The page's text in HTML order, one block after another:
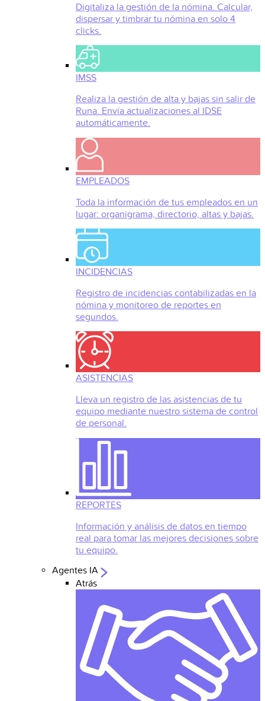
Digitaliza la gestión de la nómina. Calcular,
dispersar y timbrar tu nómina en solo 4
clicks.
IMSS
Realiza la gestión de alta y bajas sin salir de
Runa. Envía actualizaciones al IDSE
automáticamente.
EMPLEADOS
Toda la información de tus empleados en un
lugar: organigrama, directorio, altas y bajas.
INCIDENCIAS
Registro de incidencias contabilizadas en la
nómina y monitoreo de reportes en
segundos.
ASISTENCIAS
Lleva un registro de las asistencias de tu
equipo mediante nuestro sistema de control
de personal.
REPORTES
Información y análisis de datos en tiempo
real para tomar las mejores decisiones sobre
tu equipo.
Agentes IA
Atrás